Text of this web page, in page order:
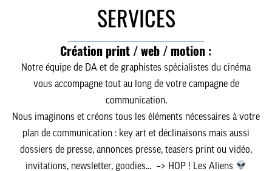
SERVICES
Création print / web / motion :
Notre équipe de DA et de graphistes spécialistes du cinéma
vous accompagne tout au long de votre campagne de
communication.
Nous imaginons et créons tous les éléments nécessaires à votre
plan de communication : key art et déclinaisons mais aussi
dossiers de presse, annonces presse, teasers print ou vidéo,
invitations, newsletter, goodies… –> HOP ! Les Aliens